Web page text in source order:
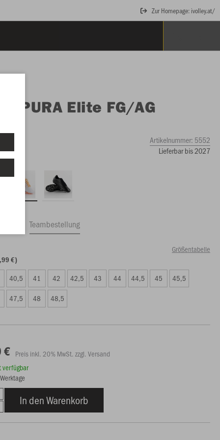
Zur Homepage: ivolley.at/
OPURA Elite FG/AG
Artikelnummer: 5552
Lieferbar bis 2027
Teambestellung
Größentabelle
€)
40,5 41 42 42,5 43 44 44,5 45 45,5
47,5 48 48,5
€ Preis inkl. 20% MwSt. zzgl. Versand
verfügbar
In den Warenkorb